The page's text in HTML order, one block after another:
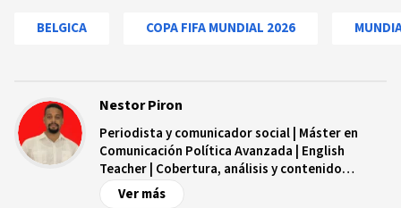
BELGICA COPA FIFA MUNDIAL 2026
Nestor Piron
Periodista y comunicador social | Máster en
Comunicación Política Avanzada | English
Teacher | Cobertura, análisis y contenido
digital.
Ver más